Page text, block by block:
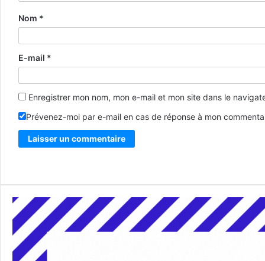
Nom *
E-mail *
Enregistrer mon nom, mon e-mail et mon site dans le
Prévenez-moi par e-mail en cas de réponse à mon